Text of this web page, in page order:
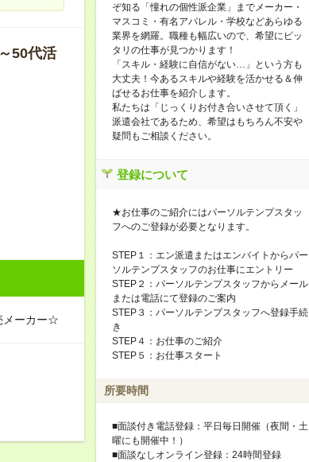
50代活
メーカー☆
ぞ知る「憧れの個性派企業」までメーカー・
マスコミ・有名アパレル・学校などあらゆる
業界を網羅。職種も幅広いので、希望にピッ
タリの仕事が見つかります！
「スキル・経験に自信がない…」という方も
大丈夫！今あるスキルや経験を活かせる＆伸
ばせるお仕事を紹介します。
私たちは「じっくりお付き合いさせて頂く」
派遣会社であるため、希望はもちろん不安や
疑問もご相談ください。
登録について
★お仕事のご紹介にはパーソルテンプスタッ
フへのご登録が必要となります。
STEP１：エン派遣またはエンバイトからパー
ソルテンプスタッフのお仕事にエントリー
STEP２：パーソルテンプスタッフからメール
または電話にて登録のご案内
STEP３：パーソルテンプスタッフへ登録手続
き
STEP４：お仕事のご紹介
STEP５：お仕事スタート
所要時間
■面談付き電話登録：平日毎日開催（夜間・土
曜にも開催中！）
■面談なしオンライン登録：24時間登録